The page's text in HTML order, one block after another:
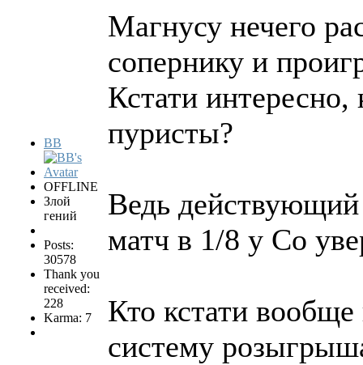
BB
OFFLINE
Злой
гений
Posts:
30578
Thank you
received:
228
Karma: 7
Магнусу нечего
сопернику и
Кстати
пуристы?
Ведь
матч в 1/8 у Со
Кто кстати
систему